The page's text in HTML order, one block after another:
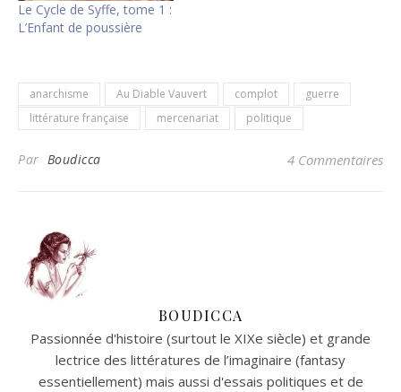
Le Cycle de Syffe, tome 1 :
L’Enfant de poussière
anarchisme Au Diable Vauvert complot
guerre
littérature française
mercenariat politique
Par Boudicca 4 Commentaires
BOUDICCA
Passionnée d'histoire (surtout le XIXe siècle) et grande
lectrice des littératures de l’imaginaire (fantasy
essentiellement) mais aussi d'essais politiques et de